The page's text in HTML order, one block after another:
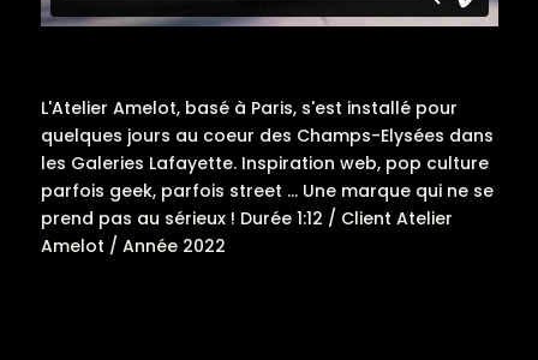
L'Atelier Amelot, basé à Paris, s'est installé pour
quelques jours au coeur des Champs-Elysées dans
les Galeries Lafayette. Inspiration web, pop culture
parfois geek, parfois street ... Une marque qui ne se
prend pas au sérieux ! Durée 1:12 / Client Atelier
Amelot / Année 2022